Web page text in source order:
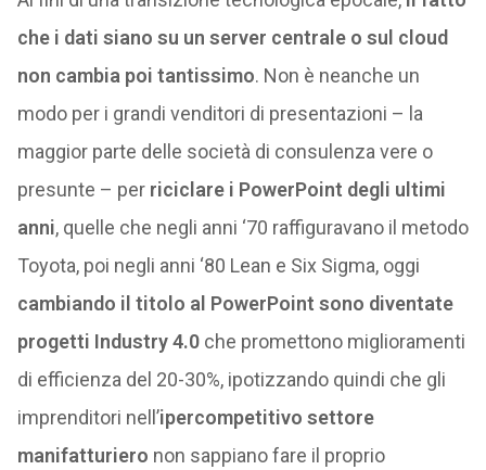
che i dati siano su un server centrale o sul cloud
non cambia poi tantissimo. Non è neanche un
modo per i grandi venditori di presentazioni – la
maggior parte delle società di consulenza vere o
presunte – per riciclare i PowerPoint degli ultimi
anni, quelle che negli anni ‘70 raffiguravano il metodo
Toyota, poi negli anni ‘80 Lean e Six Sigma, oggi
cambiando il titolo al PowerPoint sono diventate
progetti Industry 4.0 che promettono miglioramenti
di efficienza del 20-30%, ipotizzando quindi che gli
imprenditori nell’ipercompetitivo settore
manifatturiero non sappiano fare il proprio